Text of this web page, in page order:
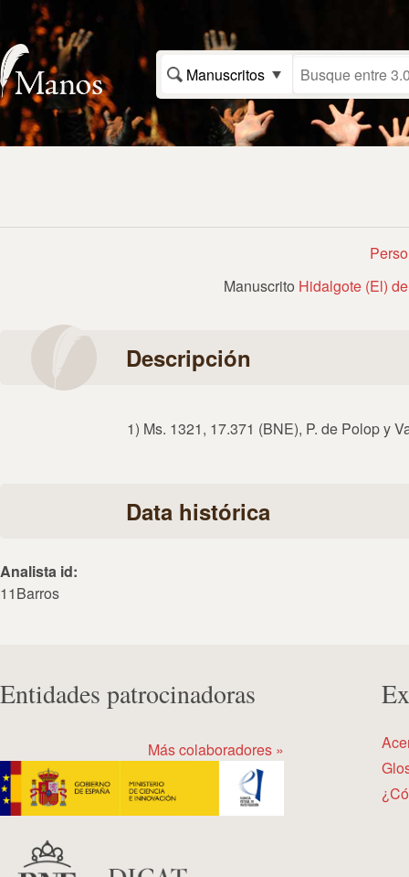
Manuscritos
Manuscrito Hidalgote (El)
Descripción
1) Ms. 1321, 17.371 (BNE), P. de Polop y
Data histórica
Analista id:
11Barros
Entidades patrocinadoras
Más colaboradores »